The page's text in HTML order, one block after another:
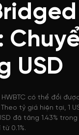
USD
có thể đổi
Theo tỷ giá hiện tại, 1
đã tăng 1.43%
0.1%.